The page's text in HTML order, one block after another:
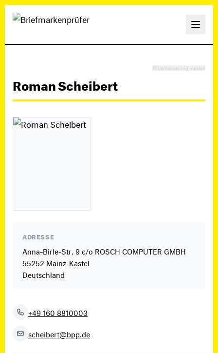
Verbesserung melden
Roman Scheibert
ADRESSE
Anna-Birle-Str. 9 c/o ROSCH COMPUTER GMBH
55252 Mainz-Kastel
Deutschland
+49 160 8810003
scheibert@bpp.de